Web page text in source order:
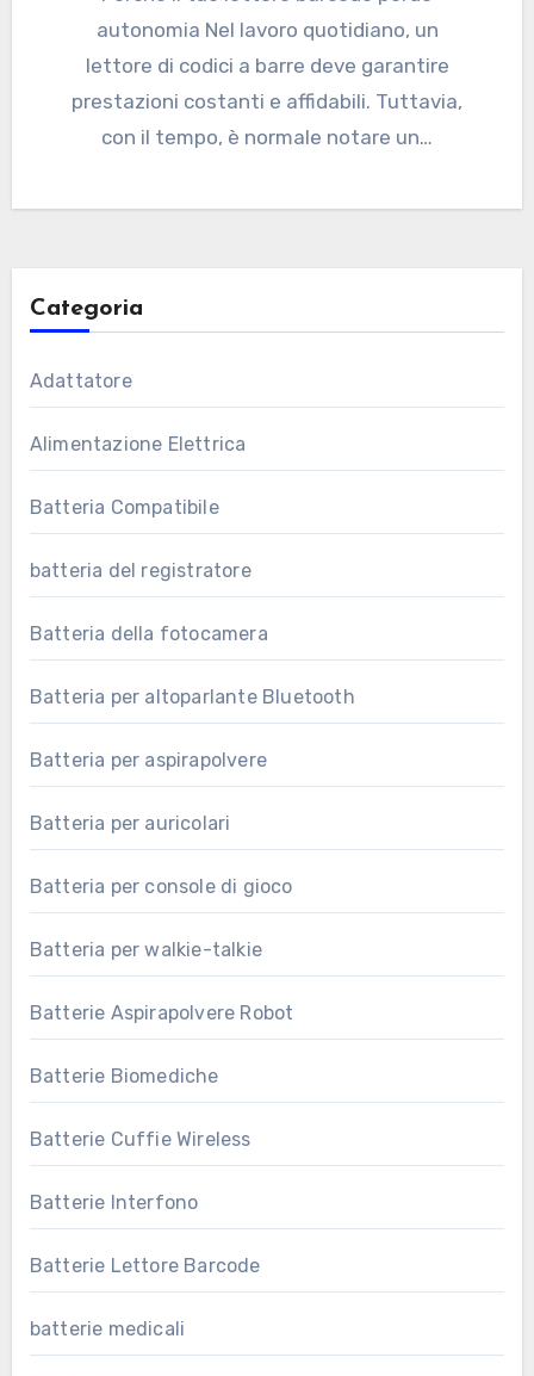
autonomia Nel lavoro quotidiano, un
lettore di codici a barre deve garantire
prestazioni costanti e affidabili. Tuttavia,
con il tempo, è normale notare un…
Categoria
Adattatore
Alimentazione Elettrica
Batteria Compatibile
batteria del registratore
Batteria della fotocamera
Batteria per altoparlante Bluetooth
Batteria per aspirapolvere
Batteria per auricolari
Batteria per console di gioco
Batteria per walkie-talkie
Batterie Aspirapolvere Robot
Batterie Biomediche
Batterie Cuffie Wireless
Batterie Interfono
Batterie Lettore Barcode
batterie medicali